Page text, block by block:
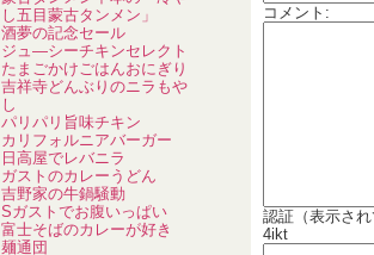
し五目蒙古タンメン」
酒夢の記念セール
ジュ―シーチキンセレクト
たまごかけごはんおにぎり
吉祥寺どんぶりのニラもや
し
パリパリ旨味チキン
カリフォルニアバーガー
日高屋でレバニラ
ガストのカレーうどん
吉野家の牛鍋騒動
Sガストでお腹いっぱい
富士そばのカレーが好き
麺通団
コメント:
認証（表示さ
4ikt